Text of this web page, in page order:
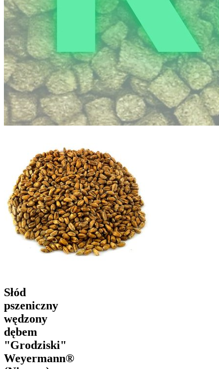
Słód
pszeniczny
wędzony
dębem
"Grodziski"
Weyermann®